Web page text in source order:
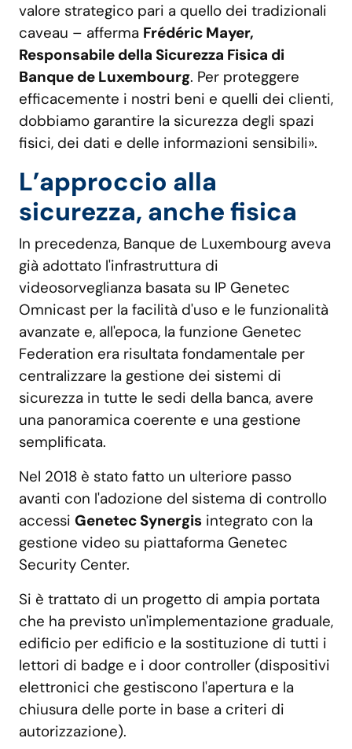
valore strategico pari a quello dei tradizionali
caveau – afferma Frédéric Mayer,
Responsabile della Sicurezza Fisica di
Banque de Luxembourg. Per proteggere
efficacemente i nostri beni e quelli dei clienti,
dobbiamo garantire la sicurezza degli spazi
fisici, dei dati e delle informazioni sensibili».
L’approccio alla
sicurezza, anche fisica
In precedenza, Banque de Luxembourg aveva
già adottato l'infrastruttura di
videosorveglianza basata su IP Genetec
Omnicast per la facilità d'uso e le funzionalità
avanzate e, all'epoca, la funzione Genetec
Federation era risultata fondamentale per
centralizzare la gestione dei sistemi di
sicurezza in tutte le sedi della banca, avere
una panoramica coerente e una gestione
semplificata.
Nel 2018 è stato fatto un ulteriore passo
avanti con l'adozione del sistema di controllo
accessi Genetec Synergis integrato con la
gestione video su piattaforma Genetec
Security Center.
Si è trattato di un progetto di ampia portata
che ha previsto un'implementazione graduale,
edificio per edificio e la sostituzione di tutti i
lettori di badge e i door controller (dispositivi
elettronici che gestiscono l'apertura e la
chiusura delle porte in base a criteri di
autorizzazione).